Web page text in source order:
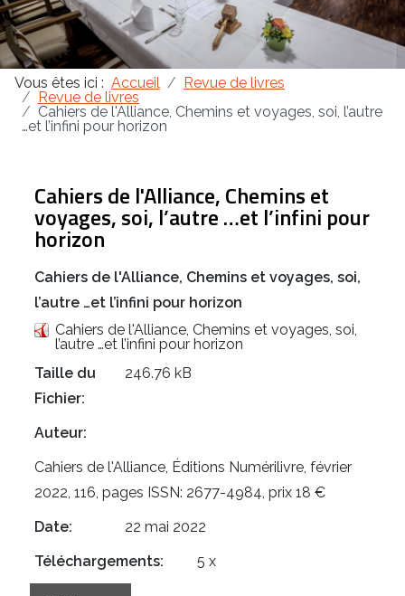
Vous êtes ici : Accueil
Revue de livres
Revue de livres
Cahiers de l'Alliance, Chemins et voyages, soi, l’autre
…et l’infini pour horizon
Cahiers de l'Alliance, Chemins et
voyages, soi, l’autre …et l’infini pour
horizon
Cahiers de l'Alliance, Chemins et voyages, soi,
l’autre …et l’infini pour horizon
Cahiers de l'Alliance, Chemins et voyages, soi,
l’autre …et l’infini pour horizon
Taille du
Fichier:
246.76 kB
Auteur:
Cahiers de l'Alliance, Éditions Numérilivre, février
2022, 116, pages ISSN: 2677-4984, prix 18 €
Date:
22 mai 2022
Téléchargements:
5 x
Masonica 47
Masonica 46
Masonica 45